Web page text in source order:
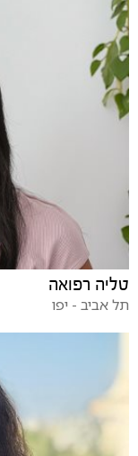
טליה רפואה
תל אביב - יפו